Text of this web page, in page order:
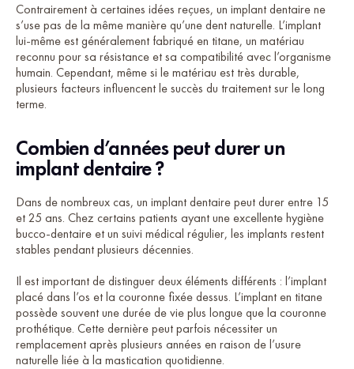
Contrairement à certaines idées reçues, un implant dentaire ne
s’use pas de la même manière qu’une dent naturelle. L’implant
lui-même est généralement fabriqué en titane, un matériau
reconnu pour sa résistance et sa compatibilité avec l’organisme
humain. Cependant, même si le matériau est très durable,
plusieurs facteurs influencent le succès du traitement sur le long
terme.
Combien d’années peut durer un
implant dentaire ?
Dans de nombreux cas, un implant dentaire peut durer entre 15
et 25 ans. Chez certains patients ayant une excellente hygiène
bucco-dentaire et un suivi médical régulier, les implants restent
stables pendant plusieurs décennies.
Il est important de distinguer deux éléments différents : l’implant
placé dans l’os et la couronne fixée dessus. L’implant en titane
possède souvent une durée de vie plus longue que la couronne
prothétique. Cette dernière peut parfois nécessiter un
remplacement après plusieurs années en raison de l’usure
naturelle liée à la mastication quotidienne.